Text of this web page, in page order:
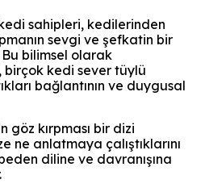
sahipleri, kedilerinden
sevgi ve şefkatin bir
bilimsel olarak
birçok kedi sever tüylü
bağlantının ve duygusal
göz kırpması bir dizi
ne anlatmaya çalıştıklarını
diline ve davranışına